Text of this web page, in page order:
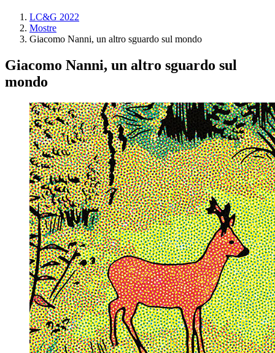
LC&G 2022
Mostre
Giacomo Nanni, un altro sguardo sul mondo
Giacomo Nanni, un altro sguardo sul
mondo